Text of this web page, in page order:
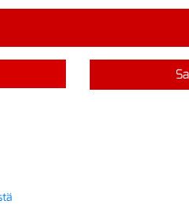
Toimitustavat
Turvallista ostamista
Tax free / verovapaa myynti